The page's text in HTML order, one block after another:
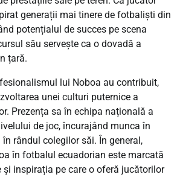
generații mai tinere de fotbaliști din
potențialul de succes pe scena
său servește ca o dovadă a
țară.
lui Noboa au contribuit,
unei culturi puternice a
Prezența sa în echipa națională a
de joc, încurajând munca în
rândul colegilor săi. În general,
în fotbalul ecuadorian este marcată
inspirația pe care o oferă jucătorilor